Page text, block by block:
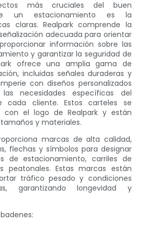
más cruciales del buen
un estacionamiento es la
claras. Realpark comprende la
adecuada para orientar
información sobre las
y garantizar la seguridad de
ofrece una amplia gama de
incluidas señales duraderas y
con diseños personalizados
necesidades específicas del
cada cliente. Estos carteles se
con el logo de Realpark y están
y materiales.
marcas de alta calidad,
flechas y símbolos para designar
de estacionamiento, carriles de
peatonales. Estas marcas están
tráfico pesado y condiciones
garantizando longevidad y